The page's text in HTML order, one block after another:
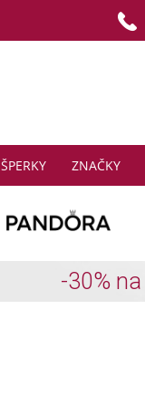
ŠPERKY ZNAČKY